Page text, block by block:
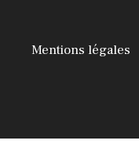
Mentions légales